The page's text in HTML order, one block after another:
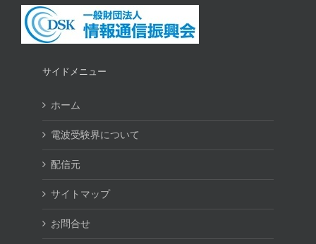
サイドメニュー
ホーム
電波受験界について
配信元
サイトマップ
お問合せ